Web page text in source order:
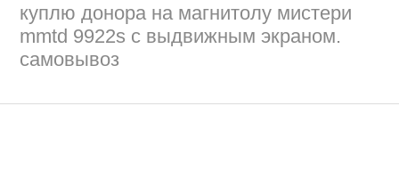
куплю донора на магнитолу мистери
mmtd 9922s с выдвижным экраном.
самовывоз